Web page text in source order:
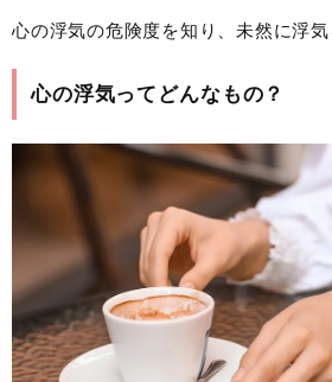
心の浮気の危険度を知り、未然に浮気
心の浮気ってどんなもの？